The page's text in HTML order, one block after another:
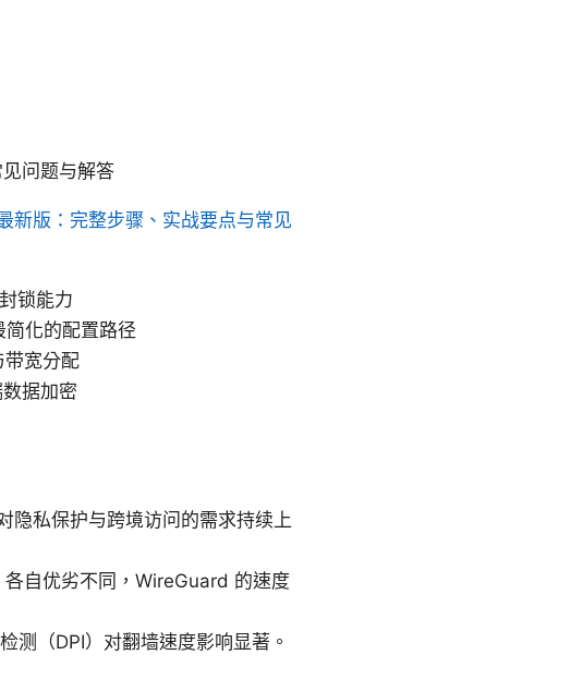
问题与解答
版：完整步骤、实战要点与常见
锁能力
化的配置路径
带宽分配
据加密
私保护与跨境访问的需求持续上
自优劣不同，WireGuard 的速度
测（DPI）对翻墙速度影响显著。